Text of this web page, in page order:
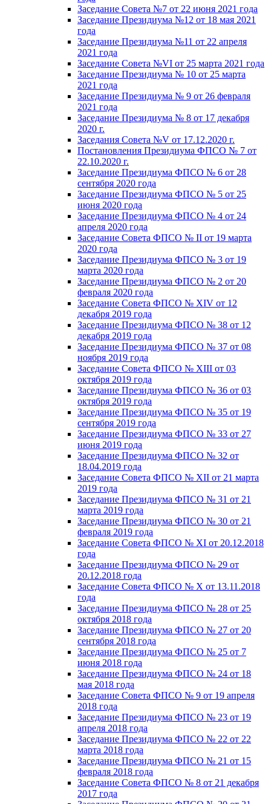
Заседание Совета №7 от 22 июня 2021 года
Заседание Президиума №12 от 18 мая 2021
года
Заседание Президиума №11 от 22 апреля
2021 года
Заседание Совета №VI от 25 марта 2021 года
Заседание Президиума № 10 от 25 марта
2021 года
Заседание Президиума № 9 от 26 февраля
2021 года
Заседание Президиума № 8 от 17 декабря
2020 г.
Заседания Совета №V от 17.12.2020 г.
Постановления Президиума ФПСО № 7 от
22.10.2020 г.
Заседание Президиума ФПСО № 6 от 28
сентября 2020 года
Заседание Президиума ФПСО № 5 от 25
июня 2020 года
Заседание Президиума ФПСО № 4 от 24
апреля 2020 года
Заседание Совета ФПСО № II от 19 марта
2020 года
Заседание Президиума ФПСО № 3 от 19
марта 2020 года
Заседание Президиума ФПСО № 2 от 20
февраля 2020 года
Заседание Совета ФПСО № XIV от 12
декабря 2019 года
Заседание Президиума ФПСО № 38 от 12
декабря 2019 года
Заседание Президиума ФПСО № 37 от 08
ноября 2019 года
Заседание Совета ФПСО № XIII от 03
октября 2019 года
Заседание Президиума ФПСО № 36 от 03
октября 2019 года
Заседание Президиума ФПСО № 35 от 19
сентября 2019 года
Заседание Президиума ФПСО № 33 от 27
июня 2019 года
Заседание Президиума ФПСО № 32 от
18.04.2019 года
Заседание Совета ФПСО № XII от 21 марта
2019 года
Заседание Президиума ФПСО № 31 от 21
марта 2019 года
Заседание Президиума ФПСО № 30 от 21
февраля 2019 года
Заседание Совета ФПСО № XI от 20.12.2018
года
Заседание Президиума ФПСО № 29 от
20.12.2018 года
Заседание Совета ФПСО № X от 13.11.2018
года
Заседание Президиума ФПСО № 28 от 25
октября 2018 года
Заседание Президиума ФПСО № 27 от 20
сентября 2018 года
Заседание Президиума ФПСО № 25 от 7
июня 2018 года
Заседание Президиума ФПСО № 24 от 18
мая 2018 года
Заседание Совета ФПСО № 9 от 19 апреля
2018 года
Заседание Президиума ФПСО № 23 от 19
апреля 2018 года
Заседание Президиума ФПСО № 22 от 22
марта 2018 года
Заседание Президиума ФПСО № 21 от 15
февраля 2018 года
Заседание Совета ФПСО № 8 от 21 декабря
2017 года